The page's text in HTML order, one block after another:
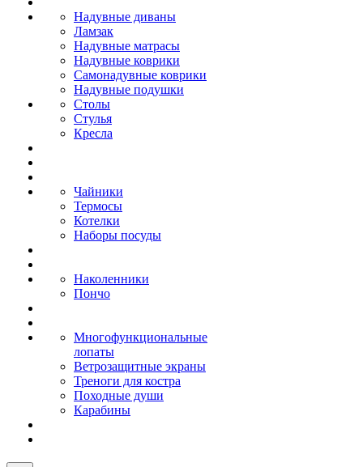
Надувные диваны
Ламзак
Надувные матрасы
Надувные коврики
Самонадувные коврики
Надувные подушки
Столы
Стулья
Кресла
Чайники
Термосы
Котелки
Наборы посуды
Наколенники
Пончо
Многофункциональные
лопаты
Ветрозащитные экраны
Треноги для костра
Походные души
Карабины